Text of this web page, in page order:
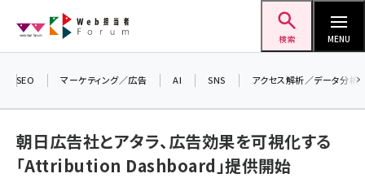
ン
検索 MENU
SEO マーケティング／広告 AI SNS アクセス解析／データ分析
朝日広告社とアタラ、広告効果を可視化する
「Attribution Dashboard」提供開始